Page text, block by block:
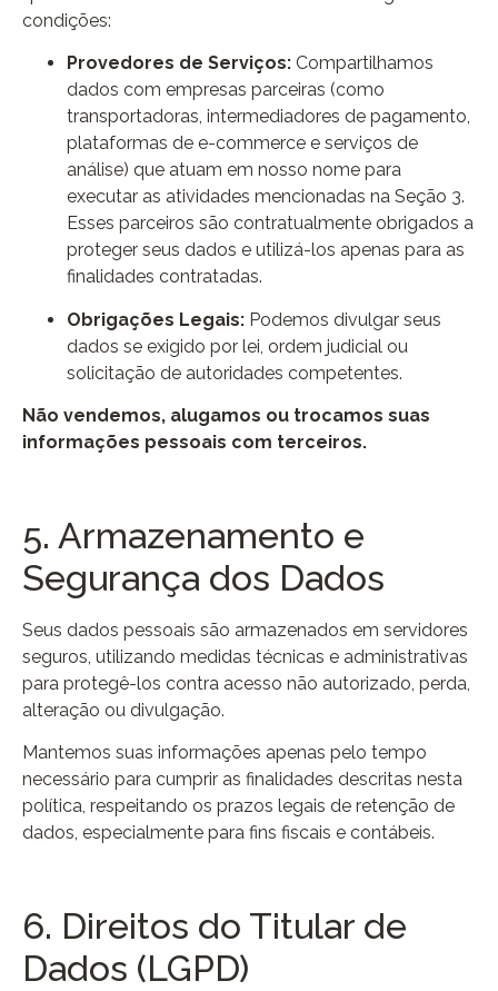
condições:
Provedores de Serviços: Compartilhamos
dados com empresas parceiras (como
transportadoras, intermediadores de pagamento,
plataformas de e-commerce e serviços de
análise) que atuam em nosso nome para
executar as atividades mencionadas na Seção 3.
Esses parceiros são contratualmente obrigados a
proteger seus dados e utilizá-los apenas para as
finalidades contratadas.
Obrigações Legais: Podemos divulgar seus
dados se exigido por lei, ordem judicial ou
solicitação de autoridades competentes.
Não vendemos, alugamos ou trocamos suas
informações pessoais com terceiros.
5. Armazenamento e
Segurança dos Dados
Seus dados pessoais são armazenados em servidores
seguros, utilizando medidas técnicas e administrativas
para protegê-los contra acesso não autorizado, perda,
alteração ou divulgação.
Mantemos suas informações apenas pelo tempo
necessário para cumprir as finalidades descritas nesta
política, respeitando os prazos legais de retenção de
dados, especialmente para fins fiscais e contábeis.
6. Direitos do Titular de
Dados (LGPD)